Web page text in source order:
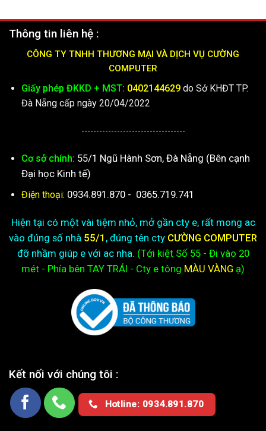
Thông tin liên hệ :
CÔNG TY TNHH THƯƠNG MẠI VÀ DỊCH VỤ CƯỜNG
COMPUTER
Giấy phép ĐKKD + MST: 0402144629do Sở KHĐT TP.
Đà Nẵng cấp ngày 20/04/2022
-----------------------------------
Cơ sở chính: 55/1 Ngũ Hành Sơn, Đà Nẵng (Bên cạnh
Đại học Kinh tế)
Điện thoại: 0934.891.870 - 0365.719.741
Hiện tại có một vài tiệm nhỏ, mở gần cty e, rất mong ac
vào đúng số nhà 55/1 , đúng tên cty CƯỜNG COMPUTER
đỡ nhầm giúp e với ac nha. (Tới kiệtSố 55 - Đi vào 20
mét - Phía bên TAY TRÁI - Cty e tông MÀU VÀNG ạ)
Kết nối với chúng tôi :
Hotline: 0934.891.870